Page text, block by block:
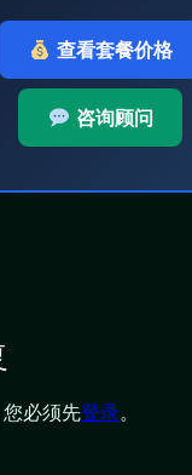
查看套餐价格
咨询顾问
必须先登录。